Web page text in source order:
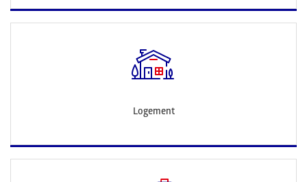
Logement